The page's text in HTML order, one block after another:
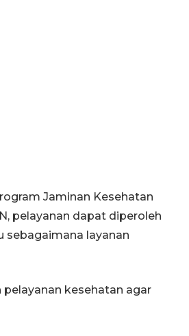
Jaminan Kesehatan
pelayanan dapat diperoleh
sebagaimana layanan
kesehatan agar